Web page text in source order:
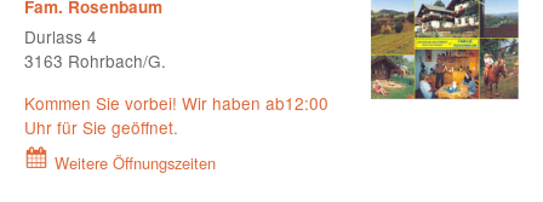
Fam. Rosenbaum
Durlass 4
3163 Rohrbach/G.
Kommen Sie vorbei! Wir haben ab12:00
Uhr für Sie geöffnet.
Weitere Öffnungszeiten